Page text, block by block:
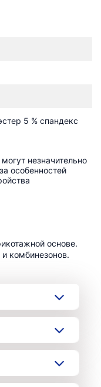
5 % спандекс
незначительно
особенностей
основе.
комбинезонов.